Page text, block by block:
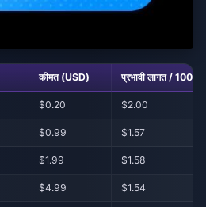
कीमत (USD) प्रभावी लागत / 100
$0.20 $2.00
$0.99 $1.57
$1.99 $1.58
$4.99 $1.54